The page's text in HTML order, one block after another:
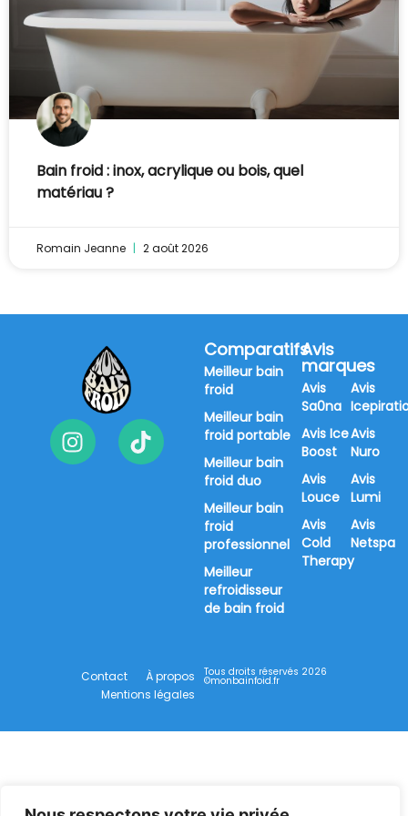
Bain froid : inox, acrylique ou bois, quel
matériau ?
Romain Jeanne 2 août 2026
Comparatifs
Meilleur bain
froid
Meilleur bain
froid portable
Meilleur bain
froid duo
Meilleur bain
froid
professionnel
Meilleur
refroidisseur
de bain froid
Avis
marques
Avis
Sa0na
Avis Ice
Boost
Avis
Louce
Avis
Cold
Therapy
Avis
Avis
Nuro
Avis
Lumi
Avis
Netspa
Tous droits réservés 2026
©monbainfoid.fr
Contact
À propos
Mentions légales